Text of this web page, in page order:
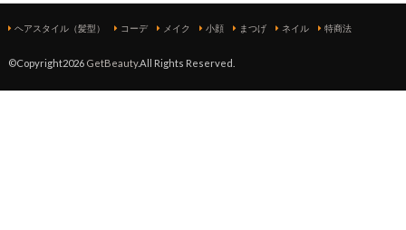
ヘアスタイル（髪型） コーデ メイク 小顔 まつげ ネイル 特商法
©Copyright2026 GetBeauty.All Rights Reserved.